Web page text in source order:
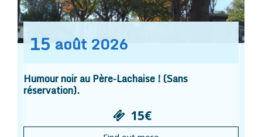
15 août 2026
Humour noir au Père-Lachaise ! (Sans
réservation).
15€